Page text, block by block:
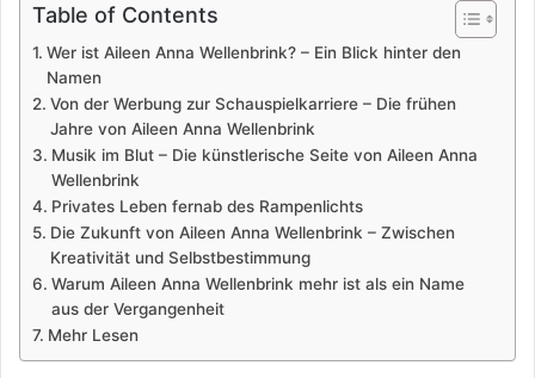
Table of Contents
Wer ist Aileen Anna Wellenbrink? – Ein Blick hinter den
Namen
Von der Werbung zur Schauspielkarriere – Die frühen
Jahre von Aileen Anna Wellenbrink
Musik im Blut – Die künstlerische Seite von Aileen Anna
Wellenbrink
Privates Leben fernab des Rampenlichts
Die Zukunft von Aileen Anna Wellenbrink – Zwischen
Kreativität und Selbstbestimmung
Warum Aileen Anna Wellenbrink mehr ist als ein Name
aus der Vergangenheit
Mehr Lesen